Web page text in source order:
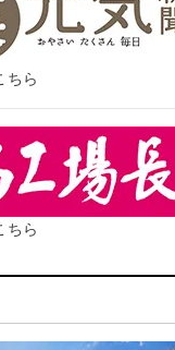
ちら
ちら